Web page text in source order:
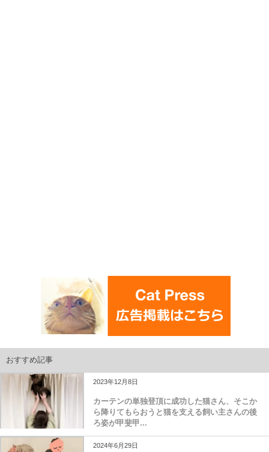
おすすめ記事
2023年12月8日
カーテンの単独登頂に成功した猫さん、そこか
ら降りてもらおうと猫を支える飼い主さんの後
ろ姿が甲斐甲...
2024年6月29日